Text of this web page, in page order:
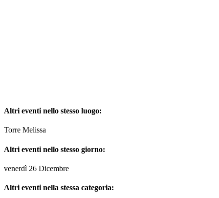
Altri eventi nello stesso luogo:
Torre Melissa
Altri eventi nello stesso giorno:
venerdì 26 Dicembre
Altri eventi nella stessa categoria: